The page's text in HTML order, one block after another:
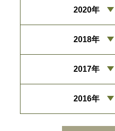
2020年
2018年
2017年
2016年